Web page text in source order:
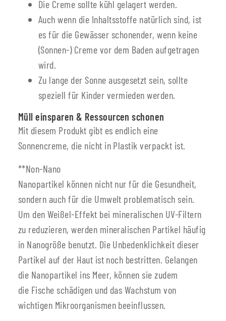
Die Creme sollte kühl gelagert werden.
Auch wenn die Inhaltsstoffe natürlich sind, ist
es für die Gewässer schonender, wenn keine
(Sonnen-) Creme vor dem Baden aufgetragen
wird.
Zu lange der Sonne ausgesetzt sein, sollte
speziell für Kinder vermieden werden.
Müll einsparen & Ressourcen schonen
Mit diesem Produkt gibt es endlich eine
Sonnencreme, die nicht in Plastik verpackt ist.
**Non-Nano
Nanopartikel können nicht nur für die Gesundheit,
sondern auch für die Umwelt problematisch sein.
Um den Weißel-Effekt bei mineralischen UV-Filtern
zu reduzieren, werden mineralischen Partikel häufig
in Nanogröße benutzt. Die Unbedenklichkeit dieser
Partikel auf der Haut ist noch bestritten. Gelangen
die Nanopartikel ins Meer, können sie zudem
die Fische schädigen und das Wachstum von
wichtigen Mikroorganismen beeinflussen.